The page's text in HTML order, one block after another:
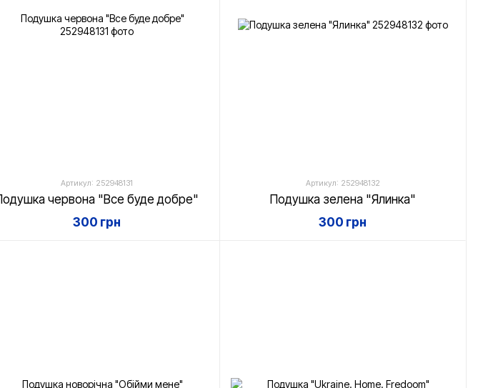
Артикул: 252948131
червона "Все буде добре"
300 грн
Артикул: 252948132
Подушка зелена "Ялинка"
300 грн